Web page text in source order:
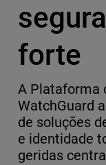
forte
A Plataforma
WatchGuard
de soluções
e identidade
geridas